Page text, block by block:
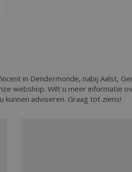
in Dendermonde, nabij Aalst,
webshop. Wilt u meer informatie
adviseren. Graag tot ziens!